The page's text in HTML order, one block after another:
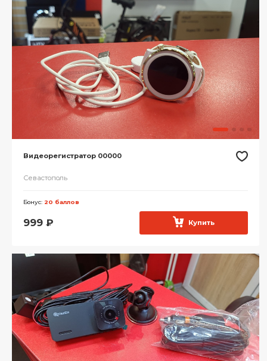
Видеорегистратор 00000
Севастополь
Бонус: 20 баллов
999 ₽ Купить